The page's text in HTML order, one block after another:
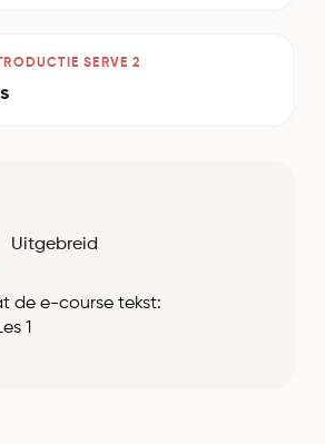
SERVE 2
Uitgebreid
de e-course tekst:
1